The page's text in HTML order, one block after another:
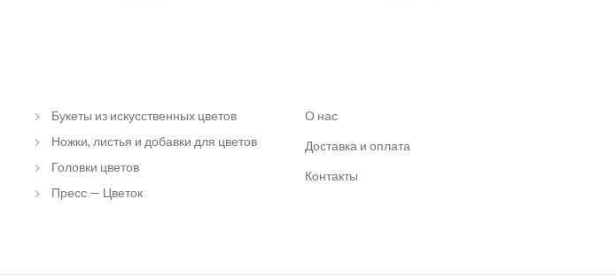
Букеты из искусственных цветов
Ножки, листья и добавки для цветов
Головки цветов
Пресс — Цветок
О нас
Доставка и оплата
Контакты